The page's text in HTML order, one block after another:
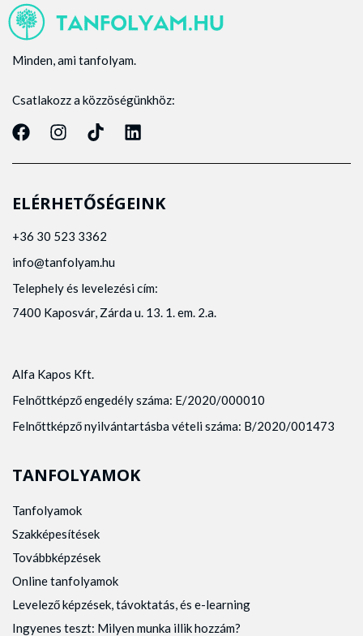
Minden, ami tanfolyam.
Csatlakozz a közzöségünkhöz:
ELÉRHETŐSÉGEINK
+36 30 523 3362
info@tanfolyam.hu
Telephely és levelezési cím:
7400 Kaposvár, Zárda u. 13. 1. em. 2.a.
Alfa Kapos Kft.
Felnőttképző engedély száma: E/2020/000010
Felnőttképző nyilvántartásba vételi száma: B/2020/001473
TANFOLYAMOK
Tanfolyamok
Szakképesítések
Továbbképzések
Online tanfolyamok
Levelező képzések, távoktatás, és e-learning
Ingyenes teszt: Milyen munka illik hozzám?